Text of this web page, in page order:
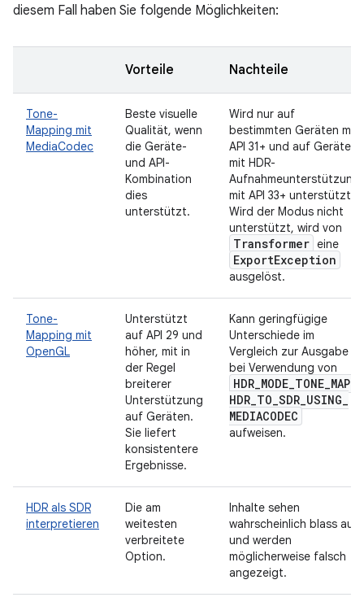
diesem Fall haben Sie folgende Möglichkeiten:
Vorteile Nachteile
Tone-
Mapping mit
MediaCodec
Beste visuelle
Qualität, wenn
die Geräte-
und API-
Kombination
dies
unterstützt.
Wird nur auf
bestimmten Geräten mit
API 31+ und auf Geräten
mit HDR-
Aufnahmeunterstützung
mit API 33+ unterstützt.
Wird der Modus nicht
unterstützt, wird von
Transformer eine
ExportException
ausgelöst.
Tone-
Mapping mit
OpenGL
Unterstützt
auf API 29 und
höher, mit in
der Regel
breiterer
Unterstützung
auf Geräten.
Sie liefert
konsistentere
Ergebnisse.
Kann geringfügige
Unterschiede im
Vergleich zur Ausgabe
bei Verwendung von
HDR_MODE_TONE_MAP
HDR_TO_SDR_USING_
MEDIACODEC
aufweisen.
HDR als SDR
interpretieren
Die am
weitesten
verbreitete
Option.
Inhalte sehen
wahrscheinlich blass aus
und werden
möglicherweise falsch
angezeigt.